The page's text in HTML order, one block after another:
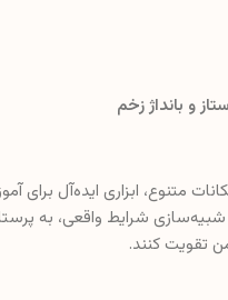
و بانداژ زخم
متنوع، ابزاری ایده‌آل
شرایط واقعی، به
تقویت کنند.